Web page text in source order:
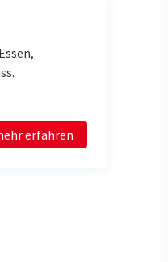
erfahren